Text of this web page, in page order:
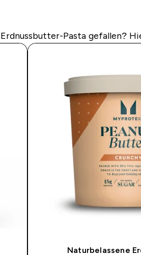
Pasta gefallen?
Naturbelassene